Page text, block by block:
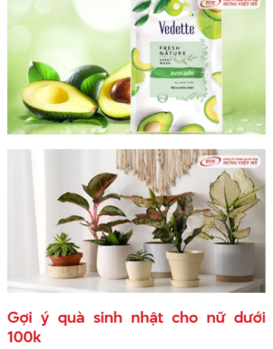
Gợi ý quà sinh nhật cho nữ dưới
100k